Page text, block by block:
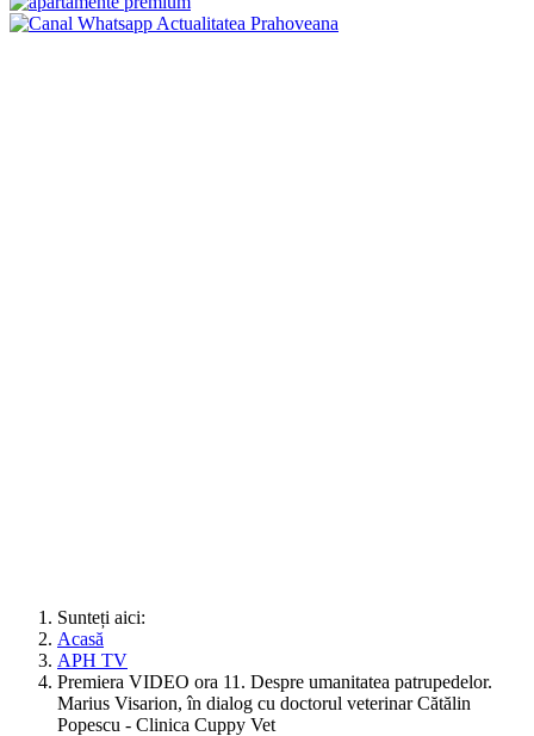
Sunteți aici:
Acasă
APH TV
Premiera VIDEO ora 11. Despre umanitatea patrupedelor.
Marius Visarion, în dialog cu doctorul veterinar Cătălin
Popescu - Clinica Cuppy Vet